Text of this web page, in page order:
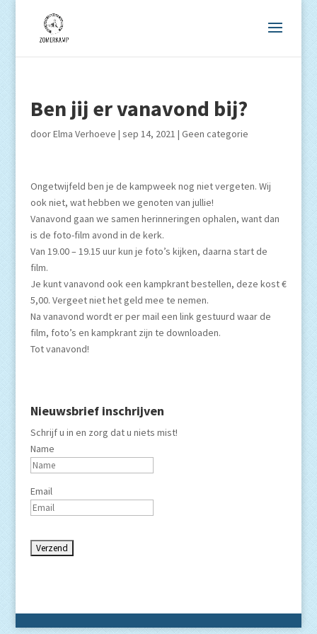
Ben jij er vanavond bij?
doorElma Verhoeve | sep 14, 2021 | Geen categorie
Ongetwijfeld ben je de kampweek nog niet vergeten. Wij
ook niet, wat hebben we genoten van jullie!
Vanavond gaan we samen herinneringen ophalen, want dan
is de foto-film avond in de kerk.
Van 19.00 – 19.15 uur kun je foto’s kijken, daarna start de
film.
Je kunt vanavond ook een kampkrant bestellen, deze kost €
5,00. Vergeet niet het geld mee te nemen.
Na vanavond wordt er per mail een link gestuurd waar de
film, foto’s en kampkrant zijn te downloaden.
Tot vanavond!
Nieuwsbrief inschrijven
Schrijf u in en zorg dat u niets mist!
Name
Email